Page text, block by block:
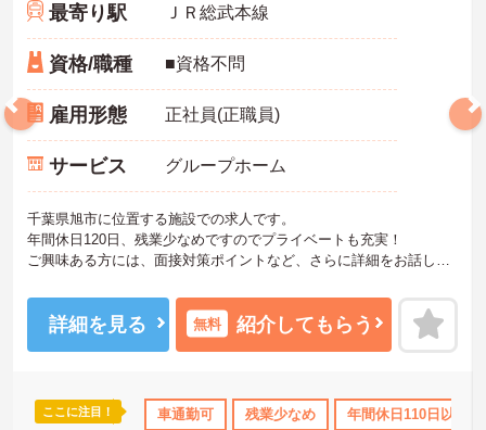
産休･育休･介護休暇取得実績あり 社会保険完備 交通費支給
最寄り駅 ＪＲ総武本線
資格/職種 ■資格不問
雇用形態 正社員(正職員)
サービス グループホーム
千葉県旭市に位置する施設での求人です。
年間休日120日、残業少なめですのでプライベートも充実！
ご興味ある方には、面接対策ポイントなど、さらに詳細をお話しい
詳細を見る 無料 紹介してもらう
ここに注目！ 車通勤可 残業少なめ 年間休日110日以上